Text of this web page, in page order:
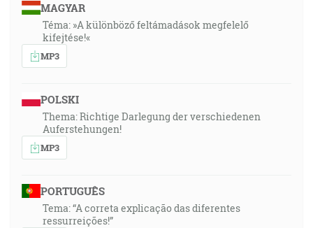
MAGYAR
Téma: »A különböző feltámadások megfelelő
kifejtése!«
MP3
POLSKI
Thema: Richtige Darlegung der verschiedenen
Auferstehungen!
MP3
PORTUGUÊS
Tema: “A correta explicação das diferentes
ressurreições!”